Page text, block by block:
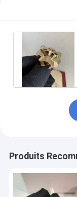
Nouvelles
Les affaires
Le blog
Demandez
Accessoires
Produits